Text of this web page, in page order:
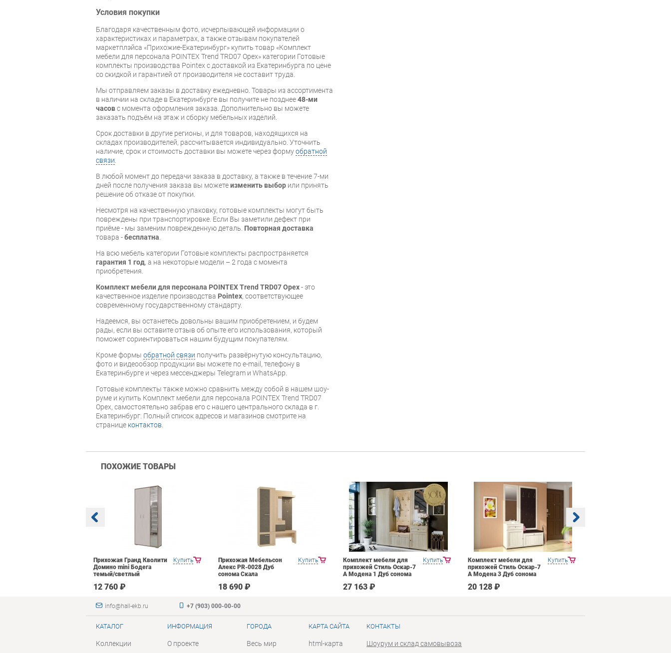
Условия покупки
Благодаря качественным фото, исчерпывающей информации о
характеристиках и параметрах, а также отзывам покупателей
маркетплэйса «Прихожие-Екатеринбург» купить товар «Комплект
мебели для персонала POINTEX Trend TRD07 Орех» категории Готовые
комплекты производства Pointex с доставкой из Екатеринбурга по цене
со скидкой и гарантией от производителя не составит труда.
Мы отправляем заказы в доставку ежедневно. Товары из ассортимента
в наличии на складе в Екатеринбурге вы получите не позднее48-ми
часовс момента оформления заказа. Дополнительно вы можете
заказать подъём на этаж и сборку мебельных изделий.
Срок доставки в другие регионы, и для товаров, находящихся на
складах производителей, рассчитывается индивидуально. Уточнить
наличие, срок и стоимость доставки вы можете через формуобратной
связи.
В любой момент до передачи заказа в доставку, а также в течение 7-ми
дней после получения заказа вы можетеизменить выбор или принять
решение об отказе от покупки.
Несмотря на качественную упаковку, готовые комплекты могут быть
повреждены при транспортировке. Если Вы заметили дефект при
приёме - мы заменим поврежденную деталь. Повторная доставка
товара -бесплатна.
На всю мебель категории Готовые комплекты распространяется
гарантия 1 год, а на некоторые модели – 2 года с момента
приобретения.
Комплект мебели для персонала POINTEX Trend TRD07 Орех- это
качественное изделие производства Pointex, соответствующее
современному государственному стандарту.
Надеемся, вы останетесь довольны вашим приобретением, и будем
рады, если вы оставите отзыв об опыте его использования, который
поможет сориентироваться нашим будущим покупателям.
Кроме формы обратной связи получить развёрнутую консультацию,
фото и видеообзор продукции вы можете по e-mail, телефону в
Екатеринбурге и через мессенджеры Telegram и WhatsApp.
Готовые комплекты также можно сравнить между собой в нашем шоу-
руме и купить Комплект мебели для персонала POINTEX Trend TRD07
Орех, самостоятельно забрав его с нашего центрального склада в г.
Екатеринбург. Полный список адресов и магазинов смотрите на
странице контактов.
ПОХОЖИЕ ТОВАРЫ
Купить
Прихожая Гранд Кволити
Домино mini Бодега
темый/светлый
12 760 ₽
Купить
Прихожая Мебельсон
Алекс PR-0028 Дуб
сонома Скала
18 690 ₽
Купить
Комплект мебели для
прихожей Стиль Оскар-7
А Модена 1 Дуб сонома
27 163 ₽
Купить
Комплект мебели для
прихожей Стиль Оскар-7
А Модена 3 Дуб сонома
20 128 ₽
info@hall-ekb.ru +7 (903) 000-00-00
КАТАЛОГ
Коллекции
ИНФОРМАЦИЯ
О проекте
ГОРОДА
Весь мир
КАРТА САЙТА
html-карта
КОНТАКТЫ
Шоурум и склад самовывоза